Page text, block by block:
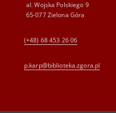
al. Wojska Polskiego 9
65-077 Zielona Góra
(+48) 68 453 26 06
p.karp@biblioteka.zgora.pl